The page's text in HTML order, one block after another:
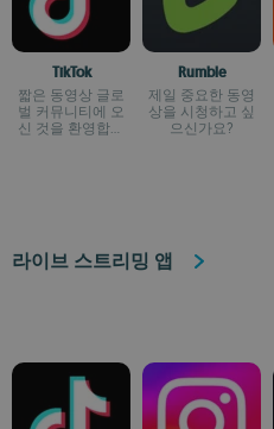
TikTok
짧은 동영상 글로
벌 커뮤니티에 오
신 것을 환영합니
Rumble
제일 중요한 동영
상을 시청하고 싶
으신가요?
라이브 스트리밍 앱